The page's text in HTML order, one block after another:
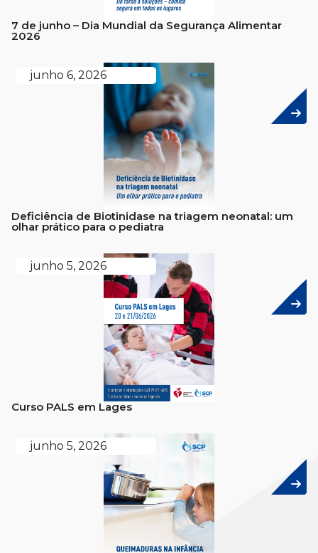
7 de junho – Dia Mundial da Segurança Alimentar
2026
junho 6, 2026
Deficiência de Biotinidase na triagem neonatal: um
olhar prático para o pediatra
junho 5, 2026
Curso PALS em Lages
junho 5, 2026